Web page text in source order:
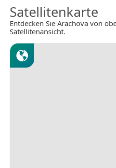
Satellitenkarte
Entdecken Sie Arachova von
Satellitenansicht.